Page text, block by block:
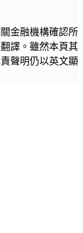
金融機構確認所
譯。雖然本頁其
聲明仍以英文顯